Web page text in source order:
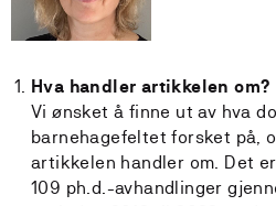
Hva handler artikkelen om?
Vi ønsket å finne ut av hva
barnehagefeltet forsket på,
artikkelen handler om. Det
109 ph.d.-avhandlinger